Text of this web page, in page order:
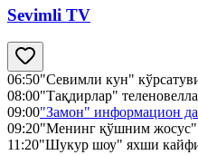
Sevimli TV
06:50"Севимли кун"
08:00"Тақдирлар"
09:00"Замон" информацион
09:20"Менинг қўшним
11:20"Шукур шоу" яхши